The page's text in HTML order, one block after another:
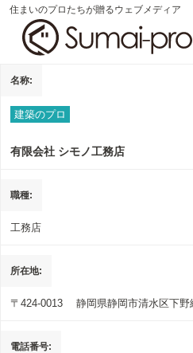
住まいのプロたちが贈るウェブメディア
名称
建築のプロ
有限会社 シモノ工務店
職種
工務店
所在地
〒424-0013 静岡県静岡市清水区下野
電話番号